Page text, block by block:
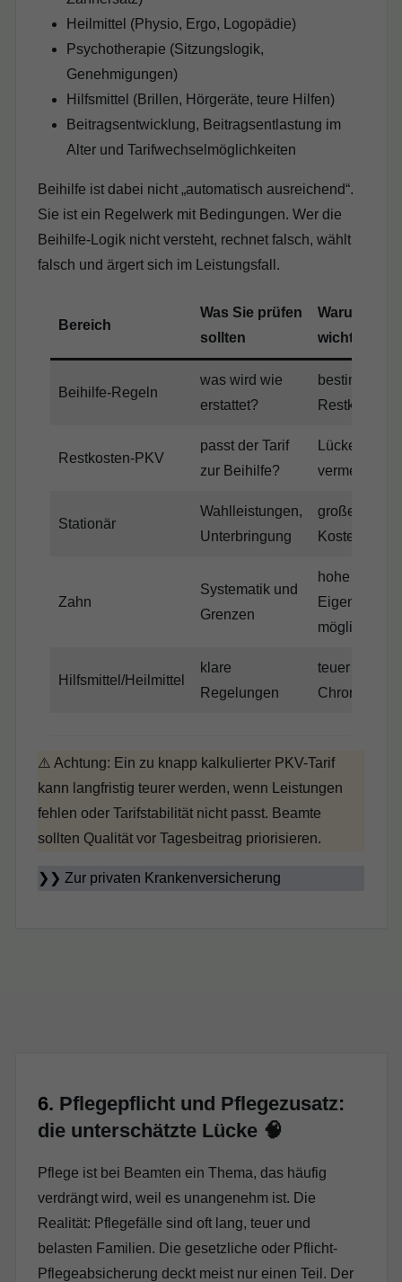
Heilmittel (Physio, Ergo, Logopädie)
Psychotherapie (Sitzungslogik,
Genehmigungen)
Hilfsmittel (Brillen, Hörgeräte, teure Hilfen)
Beitragsentwicklung, Beitragsentlastung im
Alter und Tarifwechselmöglichkeiten
Beihilfe ist dabei nicht „automatisch ausreichend“.
Sie ist ein Regelwerk mit Bedingungen. Wer die
Beihilfe-Logik nicht versteht, rechnet falsch, wählt
falsch und ärgert sich im Leistungsfall.
Bereich
Was Sie prüfen
sollten
Warum es
wichtig ist
Beihilfe-Regeln
was wird wie
erstattet?
bestimmt Ihre
Restkosten
Restkosten-PKV
passt der Tarif
zur Beihilfe?
Lücken
vermeiden
Stationär
Wahlleistungen,
Unterbringung
große
Zahn
Systematik und
Grenzen
hohe
Eigenanteile
möglich
Hilfsmittel/Heilmittel
klare
Regelungen
teuer bei
Chronik
⚠️ Achtung: Ein zu knapp kalkulierter PKV-Tarif
kann langfristig teurer werden, wenn Leistungen
fehlen oder Tarifstabilität nicht passt. Beamte
sollten Qualität vor Tagesbeitrag priorisieren.
❯❯ Zur privaten Krankenversicherung
6. Pflegepflicht und Pflegezusatz:
die unterschätzte Lücke 🧠
Pflege ist bei Beamten ein Thema, das häufig
verdrängt wird, weil es unangenehm ist. Die
Realität: Pflegefälle sind oft lang, teuer und
belasten Familien. Die gesetzliche oder Pflicht-
Pflegeabsicherung deckt meist nur einen Teil. Der